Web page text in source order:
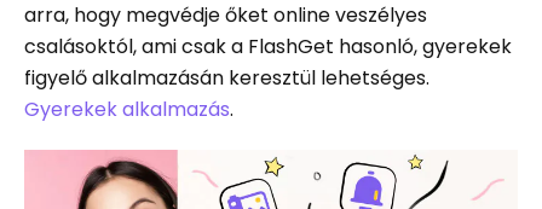
arra, hogy megvédje őket online veszélyes
csalásoktól, ami csak a FlashGet hasonló, gyerekek
figyelő alkalmazásán keresztül lehetséges.
Gyerekek alkalmazás.